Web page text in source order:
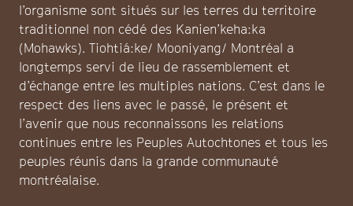
l’organisme sont situés sur les terres du territoire
traditionnel non cédé des Kanien’keha:ka
(Mohawks). Tiohtiá:ke/ Mooniyang/ Montréal a
longtemps servi de lieu de rassemblement et
d’échange entre les multiples nations. C’est dans le
respect des liens avec le passé, le présent et
l’avenir que nous reconnaissons les relations
continues entre les Peuples Autochtones et tous les
peuples réunis dans la grande communauté
montréalaise.